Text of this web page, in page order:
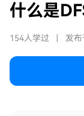
什么是
154人学过 发